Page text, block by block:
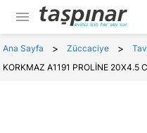
menu
Ana Sayfa > Züccaciye >
KORKMAZ A1191 PROLİNE 20X4.5